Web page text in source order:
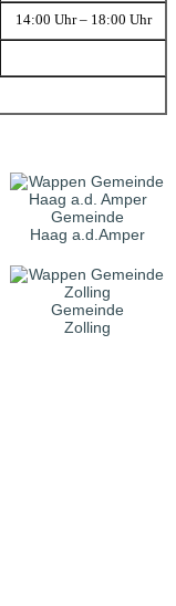
14:00 Uhr – 18:00 Uhr
Gemeinde
Haag a.d.Amper
Gemeinde
Zolling